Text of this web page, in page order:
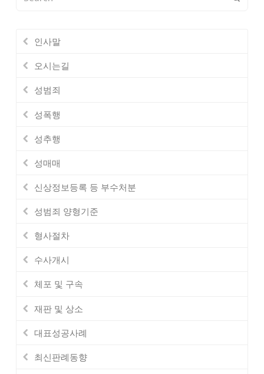
인사말
오시는길
성범죄
성폭행
성추행
성매매
신상정보등록 등 부수처분
성범죄 양형기준
형사절차
수사개시
체포 및 구속
재판 및 상소
대표성공사례
최신판례동향